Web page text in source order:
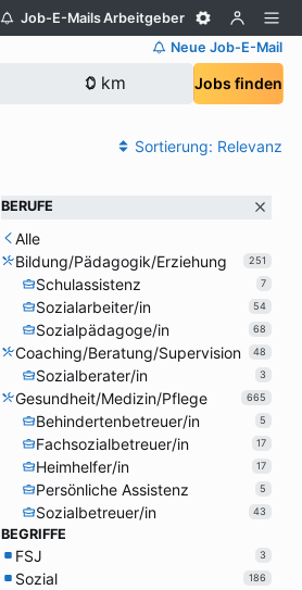
Job-E-MailsArbeitgeber
Neue Job-E-Mail
Jobs finden
Sortierung: Relevanz
BERUFE
Alle
Bildung/Pädagogik/Erziehung
251
Schulassistenz 7
Sozialarbeiter/in 54
Sozialpädagoge/in 68
Coaching/Beratung/Supervision 48
Sozialberater/in 3
Gesundheit/Medizin/Pflege 665
Behindertenbetreuer/in 5
Fachsozialbetreuer/in 17
Heimhelfer/in 17
Persönliche Assistenz 5
Sozialbetreuer/in 43
BEGRIFFE
FSJ 3
Sozial 186